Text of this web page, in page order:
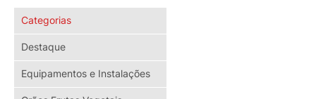
Conversor
Categorias
Destaque
Equipamentos e Instalações